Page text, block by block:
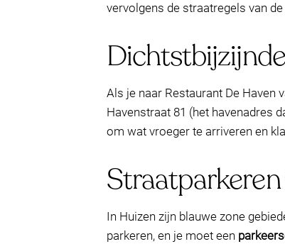
vervolgens de straatregels van
Als je naar Restaurant De Haven
Havenstraat 81 (het havenadres
om wat vroeger te arriveren en
In Huizen zijn blauwe zone
parkeren, en je moet een